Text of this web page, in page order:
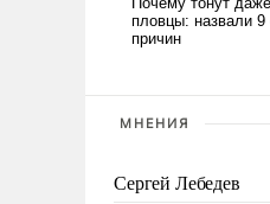
МНЕНИЯ
Сергей Лебедев